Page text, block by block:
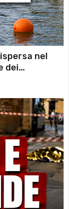
nel
dei